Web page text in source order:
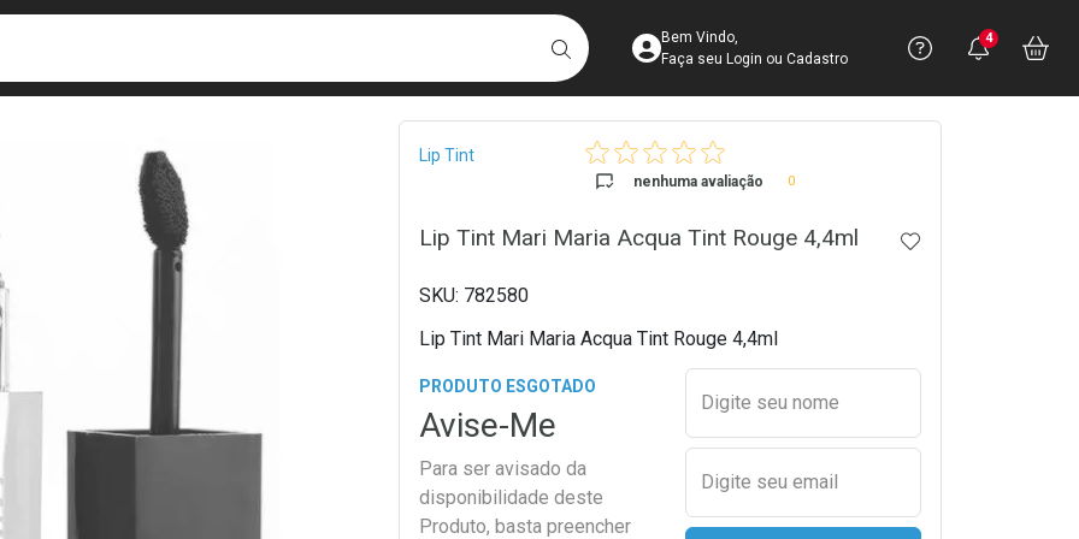
BUSCARAcesse sua Conta
Bem Vindo,
Faça seu Login ou Cadastro
Precisa
Ver Recursos
Você
4
Breadcrumb
Lip Tint
nenhuma avaliação 0
Lip Tint Mari Maria Acqua Tint Rouge 4,4ml ADICIONAR AOS
782580
Lip Tint Mari Maria Acqua Tint Rouge 4,4ml
PRODUTO ESGOTADO
Avise-Me
Para ser avisado da
disponibilidade deste
Produto, basta preencher
Preencher nome e email
Digite seu nome
Digite seu email